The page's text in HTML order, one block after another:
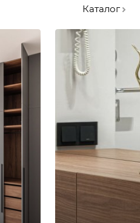
Каталог